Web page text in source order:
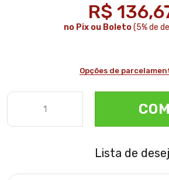
R$
no Pix ou Boleto(5% de
Opções de
Lista de